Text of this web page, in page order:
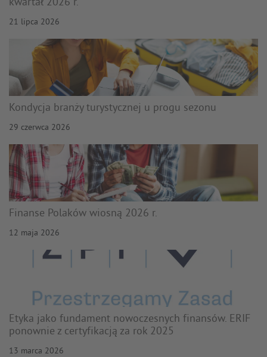
21 lipca 2026
Kondycja branży turystycznej u progu sezonu
29 czerwca 2026
Finanse Polaków wiosną 2026 r.
12 maja 2026
Etyka jako fundament nowoczesnych finansów. ERIF
ponownie z certyfikacją za rok 2025
13 marca 2026